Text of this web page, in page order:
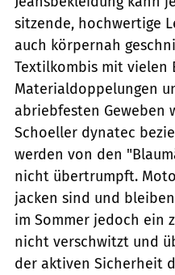
sitzende, hochwertige
auch körpernah
Textilkombis mit vielen
Materialdoppelungen
abriebfesten Geweben
Schoeller dynatec
werden von den
nicht übertrumpft.
jacken sind und
im Sommer jedoch ein
nicht verschwitzt und
der aktiven Sicherheit